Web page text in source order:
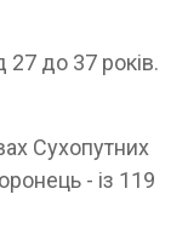
27 до 37 років.
Сухопутних
- із 119